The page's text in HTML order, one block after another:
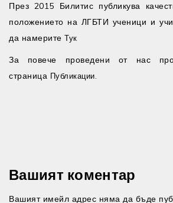
През 2015 Билитис публикува
положението на ЛГБТИ ученици и
да намерите Тук
За повече проведени от нас
страница Публикации.
Вашият коментар
Вашият имейл адрес няма да бъде